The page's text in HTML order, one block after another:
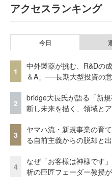
アクセスランキング
今日
1
中外製薬が挑む、R&Dの
＆A」──長期大型投資の
2
bridge大長氏が語る「新
断し未来を描く、領域と
3
ヤマハ流・新規事業の育
る自前主義からの脱却と
4
なぜ「お客様は神様です
析の巨匠フェーダー教授